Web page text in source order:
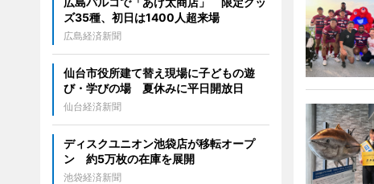
ズ35種、初日は1400人超来場
広島経済新聞
仙台市役所建て替え現場に子どもの遊
び・学びの場 夏休みに平日開放日
仙台経済新聞
ディスクユニオン池袋店が移転オープ
ン 約5万枚の在庫を展開
池袋経済新聞